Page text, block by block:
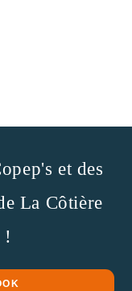
et des
La Côtière
!